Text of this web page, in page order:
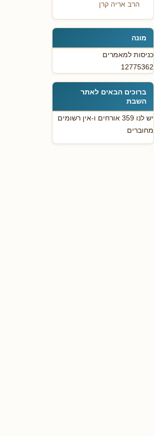
הרב אריה קרן
מונה
כניסות למאמרים
12775362
ברוכים הבאים לאתר
השבת
יש לנו 359 אורחים ו-אין רשומים
מחוברים